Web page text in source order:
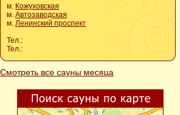
м. Кожуховская
м. Автозаводская
м. Ленинский проспект
Тел.:
Тел.:
Смотреть все сауны месяца